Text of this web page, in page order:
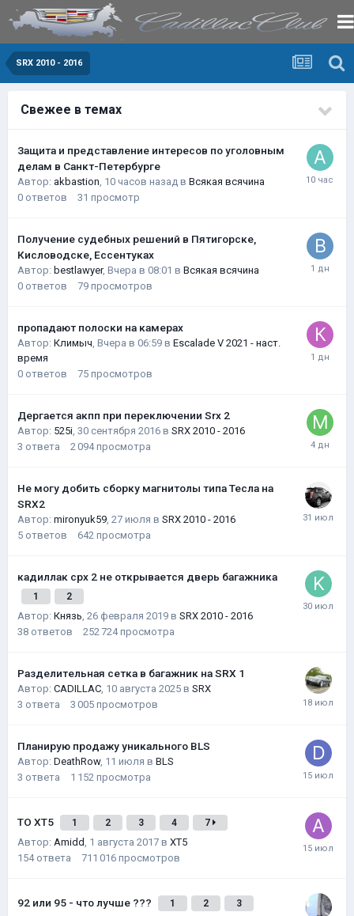
SRX 2010 - 2016
Свежее в темах
Защита и представление интересов по уголовным
делам в Санкт-Петербурге
Автор: akbastion, 10 часов назад в Всякая всячина
0 ответов 31 просмотр
Получение судебных решений в Пятигорске,
Кисловодске, Ессентуках
Автор: bestlawyer, Вчера в 08:01 в Всякая всячина
0 ответов 79 просмотров
пропадают полоски на камерах
Автор: Климыч, Вчера в 06:59 в Escalade V 2021 - наст.
время
0 ответов 75 просмотров
Дергается акпп при переключении Srx 2
Автор: 525i, 30 сентября 2016 в SRX 2010 - 2016
3 ответа 2 094 просмотра
Не могу добить сборку магнитолы типа Тесла на
SRX2
Автор: mironyuk59, 27 июля в SRX 2010 - 2016
5 ответов 642 просмотра
кадиллак срх 2 не открывается дверь багажника
1 2
Автор: Князь, 26 февраля 2019 в SRX 2010 - 2016
38 ответов 252 724 просмотра
Разделительная сетка в багажник на SRX 1
Автор: CADILLAC, 10 августа 2025 в SRX
3 ответа 3 005 просмотров
Планирую продажу уникального BLS
Автор: DeathRow, 11 июля в BLS
3 ответа 1 152 просмотра
ТО XT5 1 2 3 4 7
Автор: Amidd, 1 августа 2017 в XT5
154 ответа 711 016 просмотров
92 или 95 - что лучше ??? 1 2 3